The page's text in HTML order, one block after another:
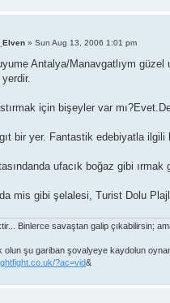
» Sun Aug 13, 2006 1:01 pm
Antalya/Manavgatlıym güzel
için bişeyler var
bir yer. Fantastik edebiyatla
ufacık boğaz gibi
mis gibi şelalesi, Turist Dolu
Binlerce savaştan galip çıkabilirsin;
olun şu gariban şovalyeye kaydolun
?ac=vid&